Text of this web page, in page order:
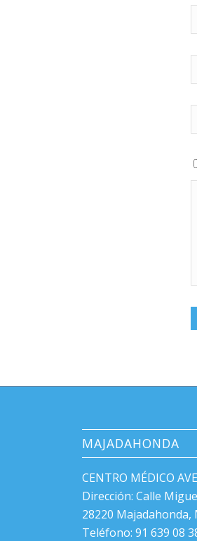
MAJADAHONDA
CENTRO MÉDICO
Dirección: Calle
28220 Majadahonda,
Teléfono: 91 639 08